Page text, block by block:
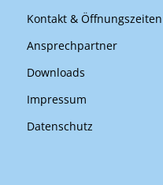
Kontakt & Öffnungszeiten
Ansprechpartner
Downloads
Impressum
Datenschutz